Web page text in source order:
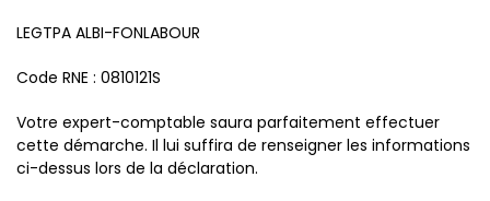
LEGTPA ALBI-FONLABOUR
Code RNE : 0810121S
Votre expert-comptable saura parfaitement effectuer
cette démarche. Il lui suffira de renseigner les informations
ci-dessus lors de la déclaration.